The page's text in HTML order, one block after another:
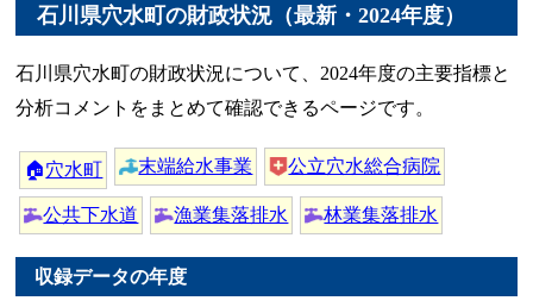
石川県穴水町の財政状況（最新・2024年度）
石川県穴水町の財政状況について、2024年度の主要指標と
分析コメントをまとめて確認できるページです。
🏠穴水町 末端給水事業 公立穴水総合病院
公共下水道 漁業集落排水 林業集落排水
収録データの年度